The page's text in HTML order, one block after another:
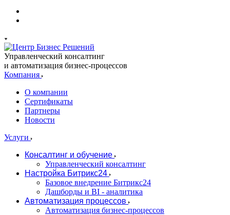
Управленческий консалтинг
и автоматизация бизнес-процессов
Компания
О компании
Сертификаты
Партнеры
Новости
Услуги
Консалтинг и обучение
Управленческий консалтинг
Настройка Битрикс24
Базовое внедрение Битрикс24
Дашборды и BI - аналитика
Автоматизация процессов
Автоматизация бизнес-процессов